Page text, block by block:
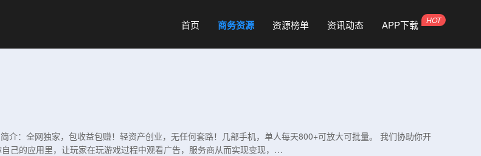
首页 商务资源 资源榜单 资讯动态 APP下载
：全网独家，包收益包赚！轻资产创业，无任何套路！几部手机，单人每天800+可放大可批量。 我们协助你开
己的应用里，让玩家在玩游戏过程中观看广告，服务商从而实现变现，…